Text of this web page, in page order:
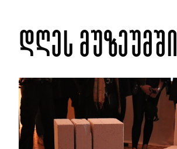
დღეს მუზეუმში